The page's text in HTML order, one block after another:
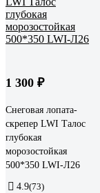
1 300 ₽
Снеговая лопата-
скрепер LWI Талос
глубокая
морозостойкая
500*350 LWI-Л26
4.9(73)